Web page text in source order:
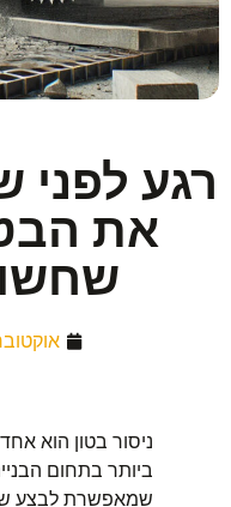
רגע
את
אוקטובר 30,
ניסור בטון הוא
ביותר בתחום
שמאפשרת לבצע